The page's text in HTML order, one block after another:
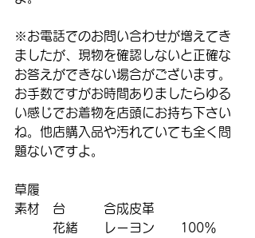
※お電話でのお問い合わせが増えてき
ましたが、現物を確認しないと正確な
お答えができない場合がございます。
お手数ですがお時間ありましたらゆる
い感じでお着物を店頭にお持ち下さい
ね。他店購入品や汚れていても全く問
題ないですよ。
草履
素材　台　　　合成皮革
花緒　　レーヨン　　100％